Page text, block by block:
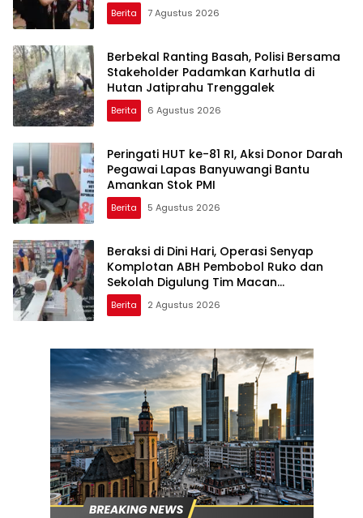
Berita 7 Agustus 2026
Berbekal Ranting Basah, Polisi Bersama
Stakeholder Padamkan Karhutla di
Hutan Jatiprahu Trenggalek
Berita 6 Agustus 2026
Peringati HUT ke-81 RI, Aksi Donor Darah
Pegawai Lapas Banyuwangi Bantu
Amankan Stok PMI
Berita 5 Agustus 2026
Beraksi di Dini Hari, Operasi Senyap
Komplotan ABH Pembobol Ruko dan
Sekolah Digulung Tim Macan
Blambangan
Berita 2 Agustus 2026